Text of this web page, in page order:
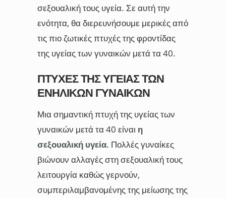
σεξουαλική τους υγεία. Σε αυτή την
ενότητα, θα διερευνήσουμε μερικές από
τις πιο ζωτικές πτυχές της φροντίδας
της υγείας των γυναικών μετά τα 40.
ΠΤΥΧΈΣ ΤΗΣ ΥΓΕΊΑΣ ΤΩΝ
ΕΝΉΛΙΚΩΝ ΓΥΝΑΙΚΏΝ
Μια σημαντική πτυχή της υγείας των
γυναικών μετά τα 40 είναι η
σεξουαλική υγεία. Πολλές γυναίκες
βιώνουν αλλαγές στη σεξουαλική τους
λειτουργία καθώς γερνούν,
συμπεριλαμβανομένης της μείωσης της